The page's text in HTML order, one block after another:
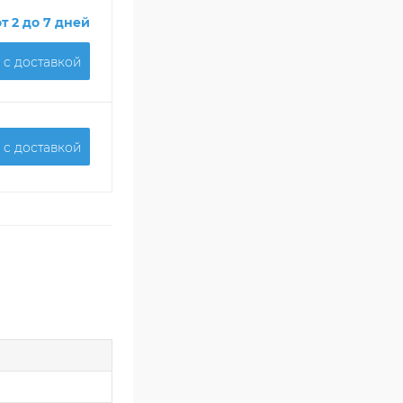
2 до 7 дней
доставкой
доставкой